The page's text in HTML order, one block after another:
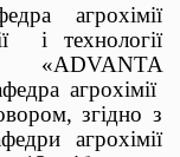
агрохімії
і технології
«ADVANTA
агрохімії
згідно з
агрохімії